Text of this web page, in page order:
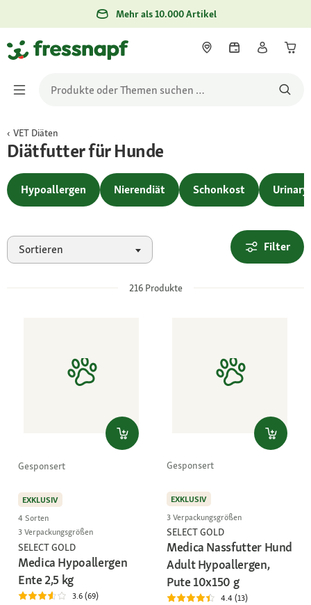
Mehr als 10.000 Artikel
VET Diäten
Diätfutter für Hunde
Hypoallergen Nierendiät Schonkost Urinary
Sortieren Filter
216Produkte
Gesponsert
EXKLUSIV
4 Sorten
3 Verpackungsgrößen
SELECT GOLD
Medica Hypoallergen
Ente 2,5 kg
3.6 (69)
Gesponsert
EXKLUSIV
3 Verpackungsgrößen
SELECT GOLD
Medica Nassfutter Hund
Adult Hypoallergen,
Pute 10x150 g
4.4 (13)